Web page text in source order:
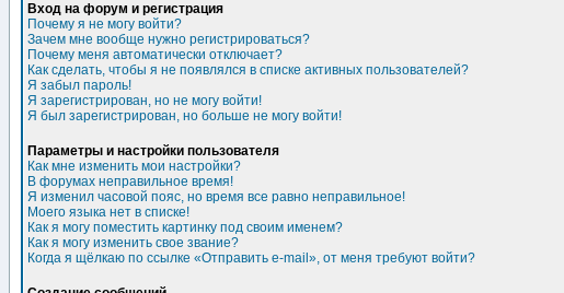
Вход на форум и регистрация
Почему я не могу войти?
Зачем мне вообще нужно регистрироваться?
Почему меня автоматически отключает?
Как сделать, чтобы я не появлялся в списке активных пользователей?
Я забыл пароль!
Я зарегистрирован, но не могу войти!
Я был зарегистрирован, но больше не могу войти!
Параметры и настройки пользователя
Как мне изменить мои настройки?
В форумах неправильное время!
Я изменил часовой пояс, но время все равно неправильное!
Моего языка нет в списке!
Как я могу поместить картинку под своим именем?
Как я могу изменить свое звание?
Когда я щёлкаю по ссылке «Отправить e-mail», от меня требуют войти?